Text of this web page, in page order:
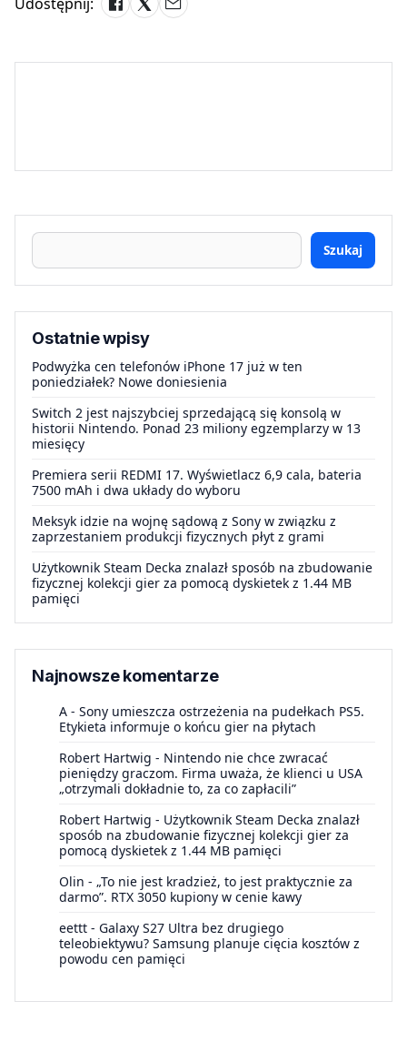
Szukaj
Ostatnie wpisy
Podwyżka cen telefonów iPhone 17 już w ten
poniedziałek? Nowe doniesienia
Switch 2 jest najszybciej sprzedającą się konsolą w
historii Nintendo. Ponad 23 miliony egzemplarzy w 13
miesięcy
Premiera serii REDMI 17. Wyświetlacz 6,9 cala, bateria
7500 mAh i dwa układy do wyboru
Meksyk idzie na wojnę sądową z Sony w związku z
zaprzestaniem produkcji fizycznych płyt z grami
Użytkownik Steam Decka znalazł sposób na zbudowanie
fizycznej kolekcji gier za pomocą dyskietek z 1.44 MB
pamięci
Najnowsze komentarze
A - Sony umieszcza ostrzeżenia na pudełkach PS5.
Etykieta informuje o końcu gier na płytach
Robert Hartwig - Nintendo nie chce zwracać
pieniędzy graczom. Firma uważa, że klienci u USA
„otrzymali dokładnie to, za co zapłacili”
Robert Hartwig - Użytkownik Steam Decka znalazł
sposób na zbudowanie fizycznej kolekcji gier za
pomocą dyskietek z 1.44 MB pamięci
Olin - „To nie jest kradzież, to jest praktycznie za
darmo”. RTX 3050 kupiony w cenie kawy
eettt - Galaxy S27 Ultra bez drugiego
teleobiektywu? Samsung planuje cięcia kosztów z
powodu cen pamięci